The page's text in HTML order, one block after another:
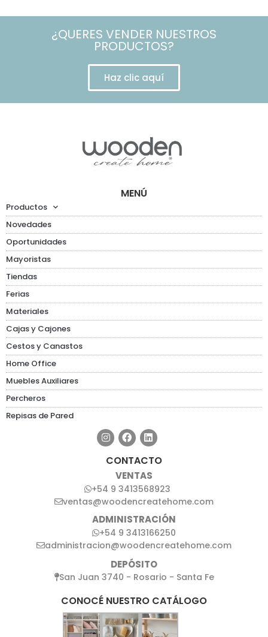
¿QUERES VENDER NUESTROS
PRODUCTOS?
Haz clic aquí
MENÚ
Productos
Novedades
Oportunidades
Mayoristas
Tiendas
Ferias
Materiales
Cajas y Cajones
Cestos y Canastos
Home Office
Muebles Auxiliares
Percheros
Repisas de Pared
CONTACTO
VENTAS
+54 9 3413568923
ventas@woodencreatehome.com
ADMINISTRACIÓN
+54 9 3413166250
administracion@woodencreatehome.com
DEPÓSITO
San Juan 3740 - Rosario - Santa Fe
CONOCÉ NUESTRO CATÁLOGO